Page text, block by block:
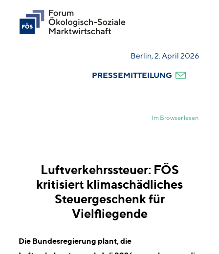
Berlin, 2. April 2026
PRESSEMITTEILUNG
Im Browser lesen
Luftverkehrssteuer: FÖS
kritisiert klimaschädliches
Steuergeschenk für
Vielfliegende
Die Bundesregierung plant,die